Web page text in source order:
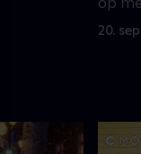
20.